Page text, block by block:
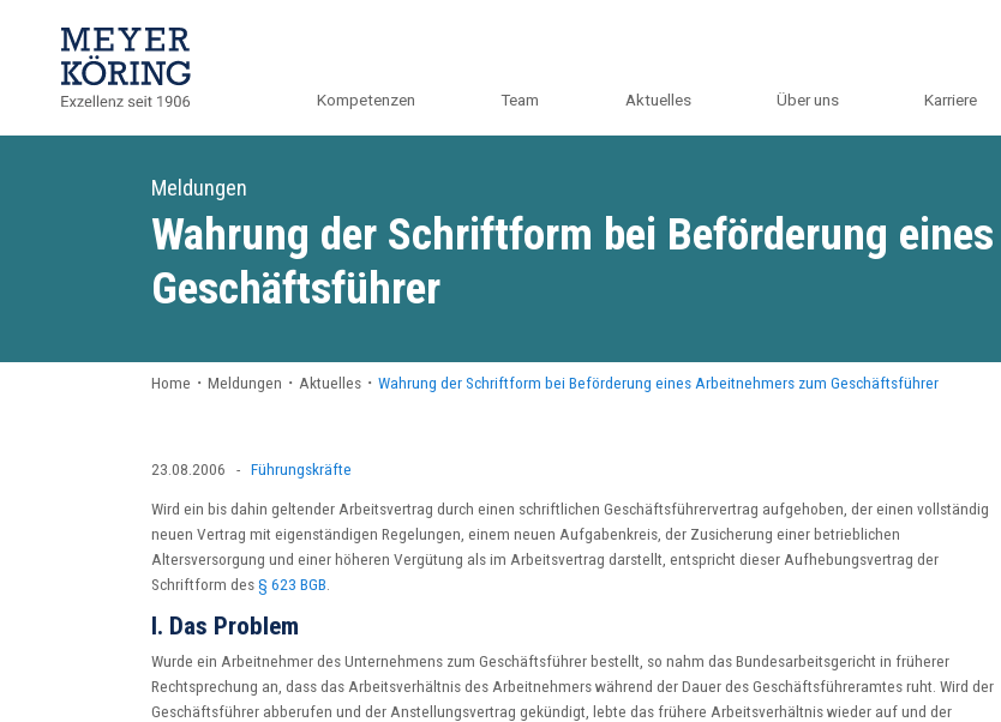
Kompetenzen Team Aktuelles Über uns Karriere
Meldungen
Wahrung der Schriftform bei Beförderung
Geschäftsführer
Home ・ Meldungen ・ Aktuelles ・ Wahrung der Schriftform bei Beförderung eines Arbeitnehmers zum Geschäftsführer
23.08.2006 - Führungskräfte
Wird ein bis dahin geltender Arbeitsvertrag durch einen schriftlichen Geschäftsführervertrag aufgehoben, der einen vollständig
neuen Vertrag mit eigenständigen Regelungen, einem neuen Aufgabenkreis, der Zusicherung einer betrieblichen
Altersversorgung und einer höheren Vergütung als im Arbeitsvertrag darstellt, entspricht dieser Aufhebungsvertrag der
Schriftform des§ 623 BGB
I. Das Problem
Wurde ein Arbeitnehmer des Unternehmens zum Geschäftsführer bestellt, so nahm das Bundesarbeitsgericht in früherer
Rechtsprechung an, dass das Arbeitsverhältnis des Arbeitnehmers während der Dauer des Geschäftsführeramtes ruht. Wird der
Geschäftsführer abberufen und der Anstellungsvertrag gekündigt, lebte das frühere Arbeitsverhältnis wieder auf und der